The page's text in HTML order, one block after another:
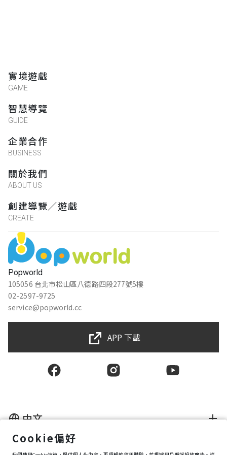
Popworld
105056 台北市松山區八德路四段277號5樓
02-2597-9725
service@popworld.cc
實境遊戲
GAME
智慧導覽
GUIDE
企業合作
BUSINESS
關於我們
ABOUT US
創建導覽／遊戲
CREATE
APP 下載
中文
Cookie偏好